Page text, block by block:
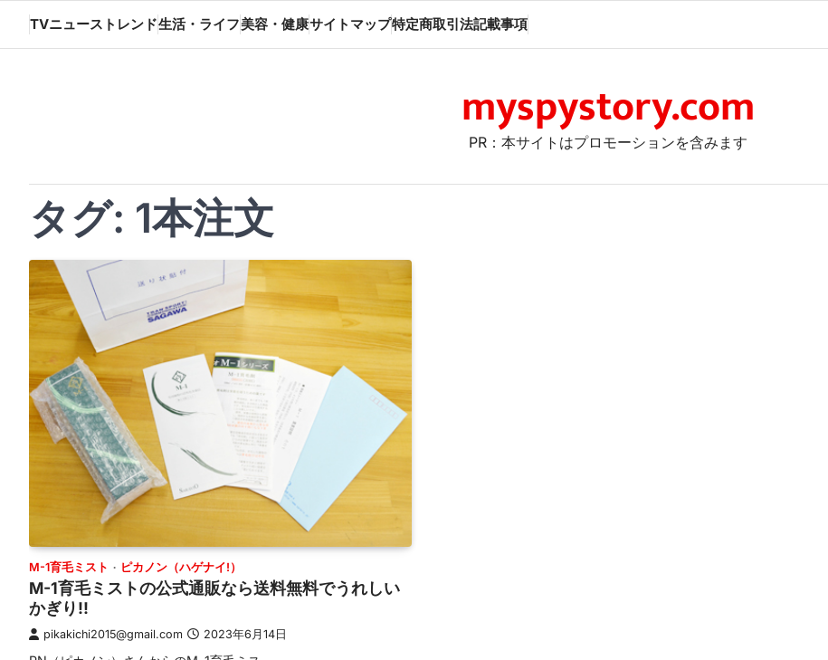
content
TVニューストレンド生活・ライフ美容・健康サイトマップ特定商取引法記載事項
myspystory.com
PR：本サイトはプロモーションを含みます
タグ: 1本注文
M-1育毛ミスト ピカノン（ハゲナイ!）
M-1育毛ミストの公式通販なら送料無料でうれしい
かぎり!!
pikakichi2015@gmail.com 2023年6月14日